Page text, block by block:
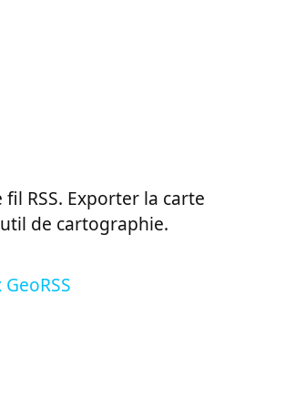
RSS. Exporter la carte
de cartographie.